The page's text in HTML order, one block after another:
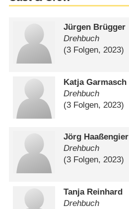
Jürgen Brügger
Drehbuch
(3 Folgen, 2023)
Katja Garmasch
Drehbuch
(3 Folgen, 2023)
Jörg Haaßengier
Drehbuch
(3 Folgen, 2023)
Tanja Reinhard
Drehbuch